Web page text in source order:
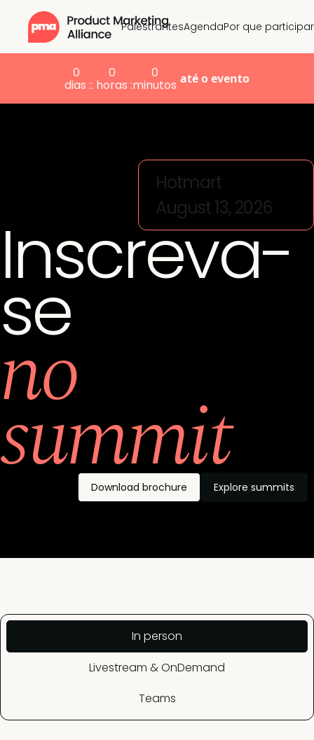
PalestrantesAgendaPor que participar
0
dias :
0
: horas :
0
minutos até o evento
August 13, 2026
Hotmart
Inscreva-
se
no
summit
Download brochure Explore summits
In person
Livestream & OnDemand
Teams